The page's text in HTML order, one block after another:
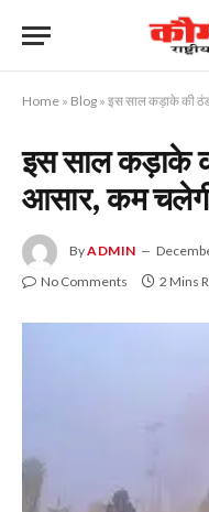
Home » Blog » इस साल कड़ाके की
इस साल कड़ाके
आसार, कम
ByADMIN
No Comments 2 Mins